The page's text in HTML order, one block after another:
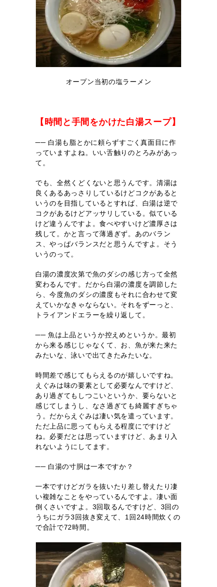
オープン当初の塩ラーメン
【時間と手間をかけた白湯スープ】
── 白湯も脂とかに頼らずすごく真面目に作
っていますよね。いい舌触りのとろみがあっ
て。
でも、全然くどくないと思うんです。清湯は
良くあるあっさりしているけどコクがあると
いうのを目指しているとすれば、白湯は逆で
コクがあるけどアッサリしている。似ている
けど違うんですよ。食べやすいけど濃厚さは
残して。かと言って薄過ぎず。あのバラン
ス、やっぱバランスだと思うんですよ。そう
いうのって。
白湯の濃度次第で魚のダシの感じ方って全然
変わるんです。だから白湯の濃度を調節した
ら、今度魚のダシの濃度もそれに合わせて変
えていかなきゃならない。それをずーっと、
トライアンドエラーを繰り返して。
── 魚は上品というか控えめというか。最初
から来る感じじゃなくて、お、魚が来た来た
みたいな、泳いで出てきたみたいな。
時間差で感じてもらえるのが嬉しいですね。
えぐみは味の要素として必要なんですけど、
あり過ぎてもしつこいというか、要らないと
感じてしまうし、なさ過ぎても綺麗すぎちゃ
う。だからえぐみは凄い気を遣っています。
ただ上品に思ってもらえる程度にですけど
ね。必要だとは思っていますけど、あまり入
れないようにしてます。
── 白湯の寸胴は一本ですか？
一本ですけどガラを抜いたり差し替えたり凄
い複雑なことをやっているんですよ。凄い面
倒くさいですよ。3回取るんですけど、3回の
うちにガラ3回抜き変えて、1回24時間炊くの
で合計で72時間。